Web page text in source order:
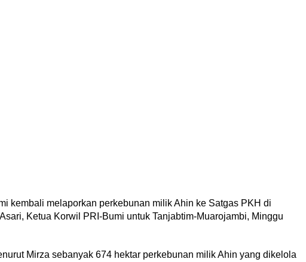
kembali melaporkan perkebunan milik Ahin ke Satgas PKH di
Ketua Korwil PRI-Bumi untuk Tanjabtim-Muarojambi, Minggu
Mirza sebanyak 674 hektar perkebunan milik Ahin yang dikelola